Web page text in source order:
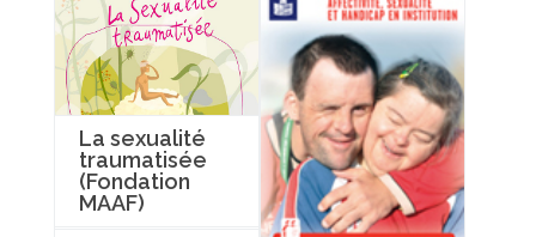
La sexualité
traumatisée
(Fondation
MAAF)